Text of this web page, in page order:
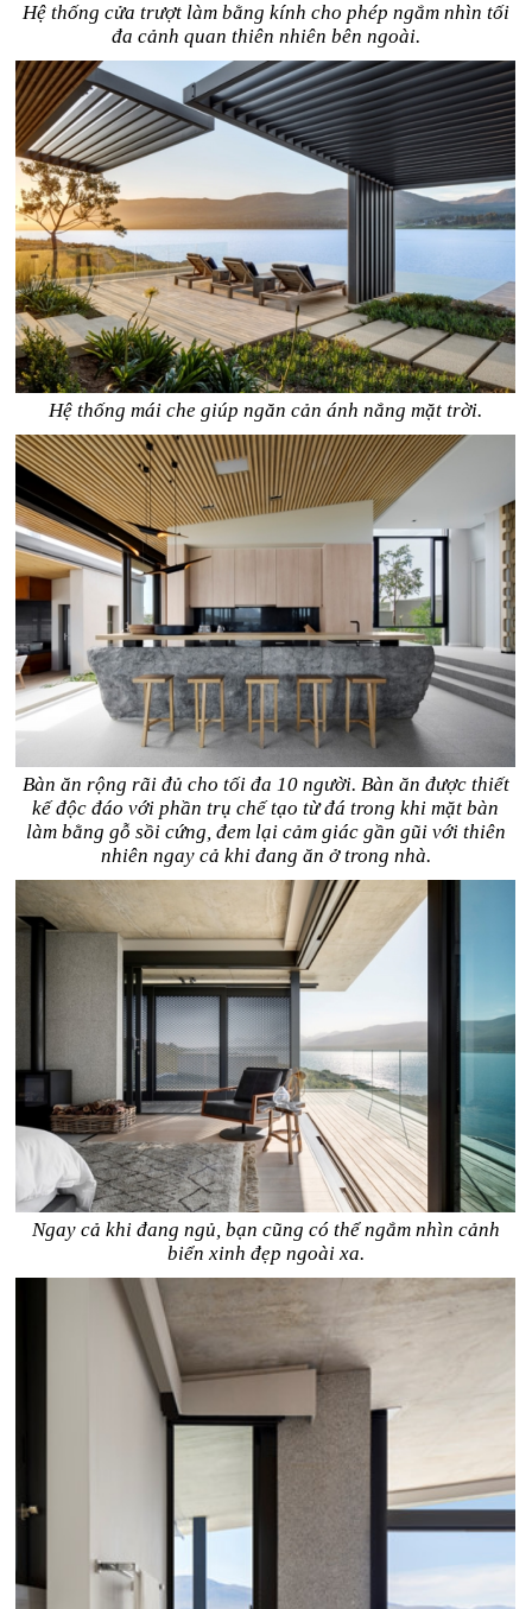
Hệ thống cửa trượt làm bằng kính cho phép ngắm nhìn tối
đa cảnh quan thiên nhiên bên ngoài.
Hệ thống mái che giúp ngăn cản ánh nắng mặt trời.
Bàn ăn rộng rãi đủ cho tối đa 10 người. Bàn ăn được thiết
kế độc đáo với phần trụ chế tạo từ đá trong khi mặt bàn
làm bằng gỗ sồi cứng, đem lại cảm giác gần gũi với thiên
nhiên ngay cả khi đang ăn ở trong nhà.
Ngay cả khi đang ngủ, bạn cũng có thể ngắm nhìn cảnh
biển xinh đẹp ngoài xa.